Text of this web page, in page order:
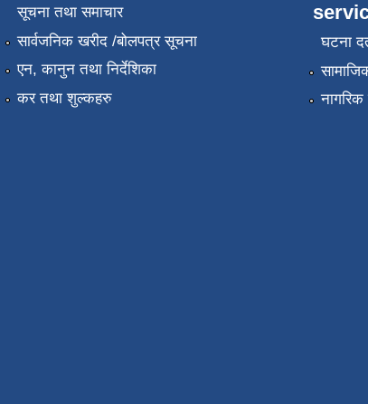
सूचना तथा समाचार
सार्वजनिक खरीद /बोलपत्र सूचना
एन, कानुन तथा निर्देशिका
कर तथा शुल्कहरु
घटना
नागरिक